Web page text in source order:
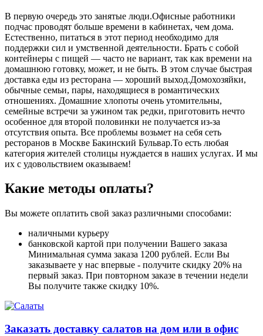
В первую очередь это занятые люди.Офисные работники
подчас проводят больше времени в кабинетах, чем дома.
Естественно, питаться в этот период необходимо для
поддержки сил и умственной деятельности. Брать с собой
контейнеры с пищей ― часто не вариант, так как времени на
домашнюю готовку, может, и не быть. В этом случае быстрая
доставка еды из ресторана ― хороший выход.Домохозяйки,
обычные семьи, пары, находящиеся в романтических
отношениях. Домашние хлопоты очень утомительны,
семейные встречи за ужином так редки, приготовить нечто
особенное для второй половинки не получается из-за
отсутствия опыта. Все проблемы возьмет на себя сеть
ресторанов в Москве Бакинский Бульвар.То есть любая
категория жителей столицы нуждается в наших услугах. И мы
их с удовольствием оказываем!
Какие методы оплаты?
Вы можете оплатить свой заказ различными способами:
наличными курьеру
банковской картой при получении Вашего заказа
Минимальная сумма заказа 1200 рублей. Если Вы
заказываете у нас впервые - получите скидку 20% на
первый заказ. При повторном заказе в течении недели
Вы получите также скидку 10%.
Заказать доставку салатов на дом или в офис